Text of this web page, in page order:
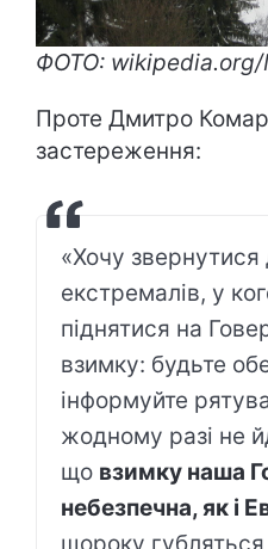
ФОТО: wikipedia.org/
Проте Дмитро
застереження:
«Хочу звернутися
екстремалів, у
піднятися на
взимку: будьте
інформуйте
жодному разі не
що взимку наша
небезпечна, як і
щороку